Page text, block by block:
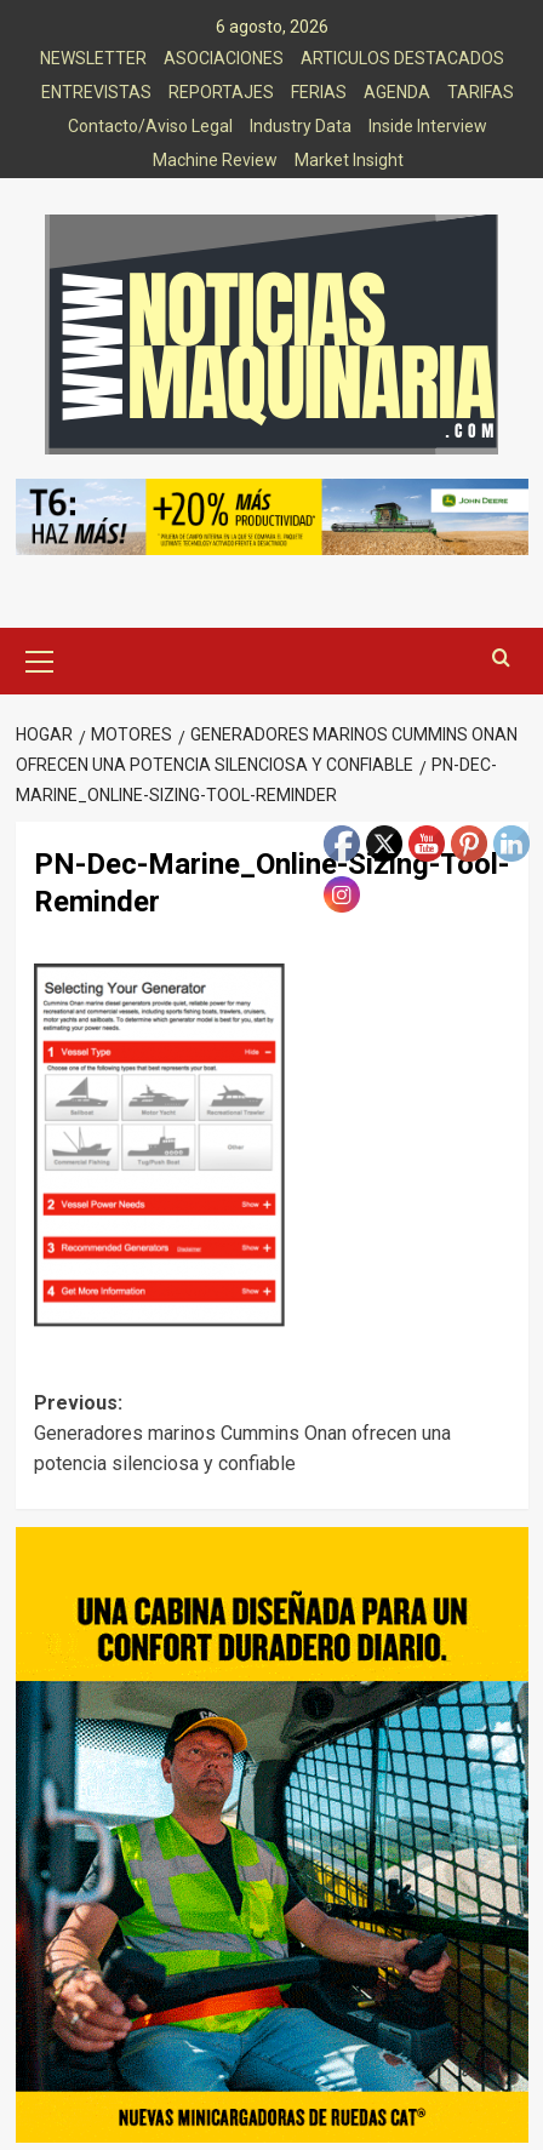
6 agosto, 2026
NEWSLETTER
ASOCIACIONES
ARTICULOS DESTACADOS
ENTREVISTAS
REPORTAJES FERIAS AGENDA
TARIFAS
Contacto/Aviso Legal
Industry Data
Inside Interview
Machine Review
Market Insight
principal
HOGAR MOTORES
GENERADORES MARINOS CUMMINS ONAN
OFRECEN UNA POTENCIA SILENCIOSA Y CONFIABLE
PN-DEC-
MARINE_ONLINE-SIZING-TOOL-REMINDER
PN-Dec-Marine_Online-Sizing-Tool-
Reminder
Post
navigation
Previous:
Generadores marinos Cummins Onan ofrecen una
potencia silenciosa y confiable